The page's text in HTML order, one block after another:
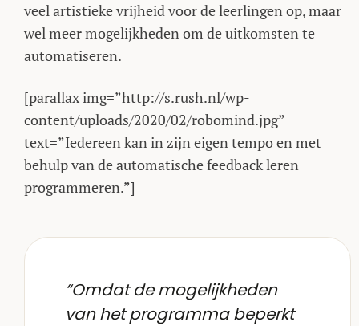
veel artistieke vrijheid voor de leerlingen op, maar
wel meer mogelijkheden om de uitkomsten te
automatiseren.
[parallax img=”http://s.rush.nl/wp-
content/uploads/2020/02/robomind.jpg”
text=”Iedereen kan in zijn eigen tempo en met
behulp van de automatische feedback leren
programmeren.”]
“Omdat de mogelijkheden
van het programma beperkt